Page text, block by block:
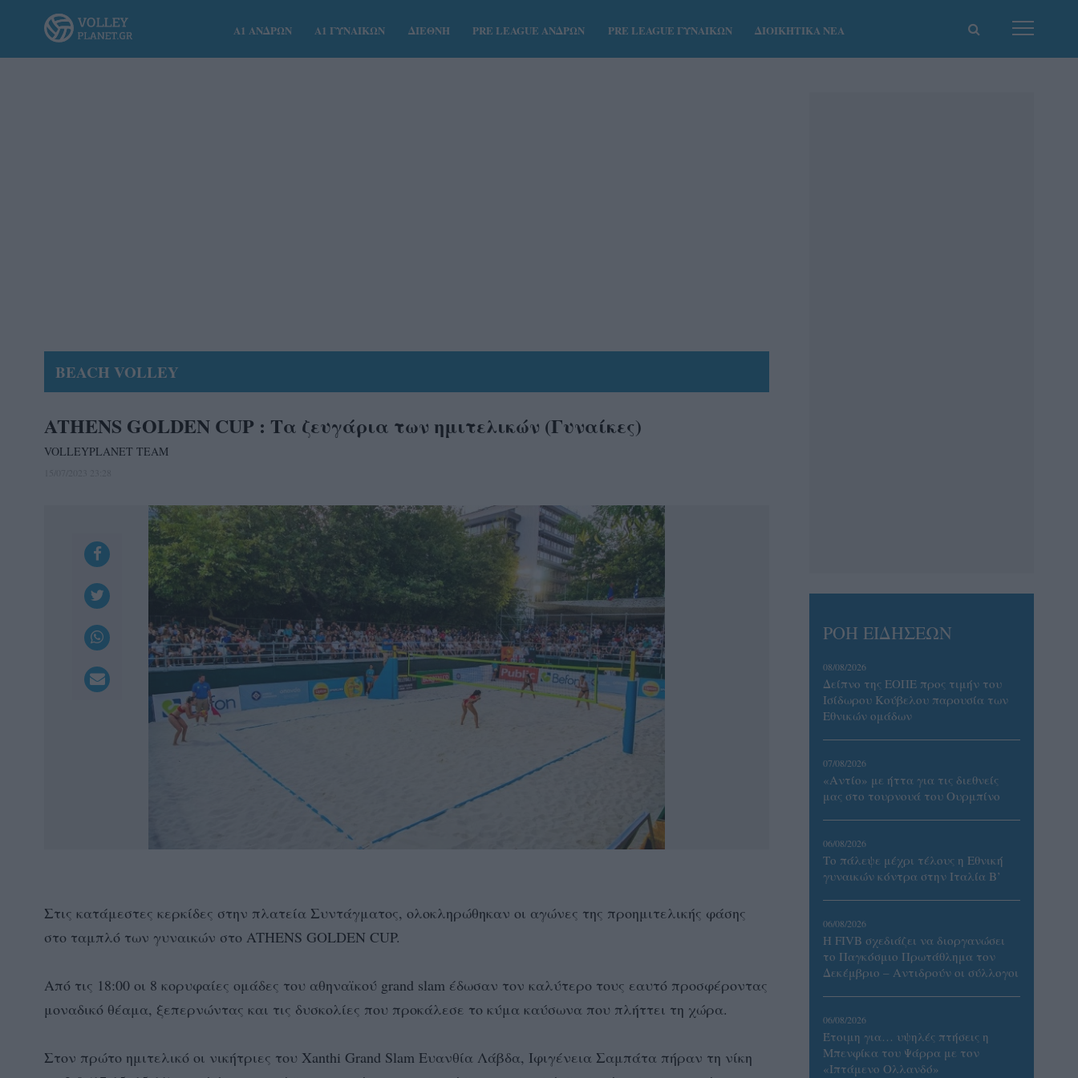
Α1 ΑΝΔΡΩΝ Α1 ΓΥΝΑΙΚΩΝ ΔΙΕΘΝΗ PRE LEAGUE ΑΝΔΡΩΝ PRE LEAGUE ΓΥΝΑΙΚΩΝ ΔΙΟΙΚΗΤΙΚΑ ΝΕΑ
BEACH VOLLEY
ATHENS GOLDEN CUP : Τα ζευγάρια των ημιτελικών (Γυναίκες)
VOLLEYPLANET TEAM
Στις κατάμεστες κερκίδες στην πλατεία Συντάγματος, ολοκληρώθηκαν οι αγώνες της προημιτελικής φάσης
στο ταμπλό των γυναικών στο ATHENS GOLDEN CUP.
Από τις 18:00 οι 8 κορυφαίες ομάδες του αθηναϊκού grand slam έδωσαν τον καλύτερο τους εαυτό προσφέροντας
μοναδικό θέαμα, ξεπερνώντας και τις δυσκολίες που προκάλεσε το κύμα καύσωνα που πλήττει τη χώρα.
Στον πρώτο ημιτελικό οι νικήτριες του Xanthi Grand Slam Ευανθία Λάβδα, Ιφιγένεια Σαμπάτα πήραν τη νίκη
ΡΟΗ ΕΙΔΗΣΕΩΝ
08/08/2026
Δείπνο της ΕΟΠΕ προς τιμήν του
Ισίδωρου Κούβελου παρουσία των
Εθνικών ομάδων
07/08/2026
«Αντίο» με ήττα για τις διεθνείς
μας στο τουρνουά του Ουρμπίνο
06/08/2026
Το πάλεψε μέχρι τέλους η Εθνική
γυναικών κόντρα στην Ιταλία Β’
06/08/2026
Η FIVB σχεδιάζει να διοργανώσει
το Παγκόσμιο Πρωτάθλημα τον
Δεκέμβριο – Αντιδρούν οι σύλλογοι
06/08/2026
Έτοιμη για… υψηλές πτήσεις η
Μπενφίκα του Ψάρρα με τον
«Ιπτάμενο Ολλανδό»